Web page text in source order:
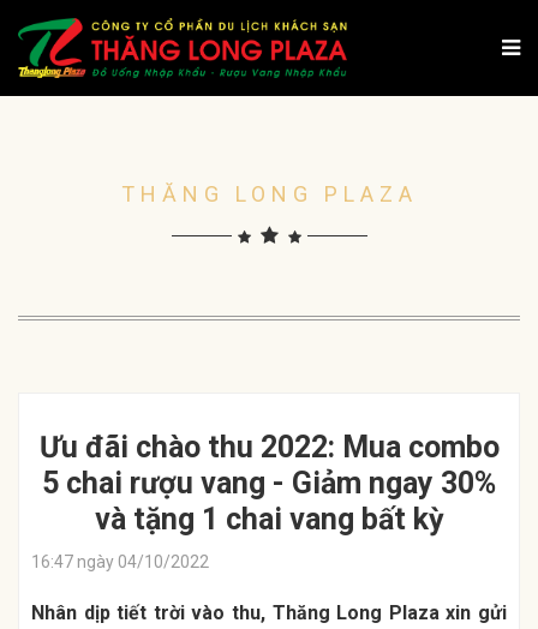
THĂNG LONG PLAZA
Ưu đãi chào thu 2022: Mua combo
5 chai rượu vang - Giảm ngay 30%
và tặng 1 chai vang bất kỳ
16:47 ngày 04/10/2022
Nhân dịp tiết trời vào thu, Thăng Long Plaza xin gửi